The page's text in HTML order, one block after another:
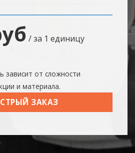
/ за 1 единицу
зависит от сложности
и материала.
ЗАКАЗ